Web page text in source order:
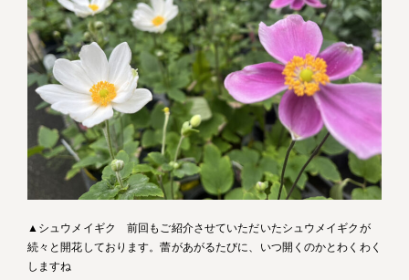
▲シュウメイギク 前回もご紹介させていただいたシュウメイギクが
続々と開花しております。蕾があがるたびに、いつ開くのかとわくわく
しますね